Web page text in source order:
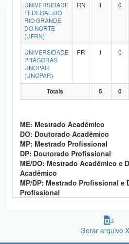
Banco Central do Brasil
UNIVERSIDADE
FEDERAL DO
RIO GRANDE
DO NORTE
(UFRN)
RN 1 0
UNIVERSIDADE
PITÁGORAS
UNOPAR
(UNOPAR)
PR 1 0
Totais 5 0
ME: Mestrado Acadêmico
DO: Doutorado Acadêmico
MP: Mestrado Profissional
DP: Doutorado Profissional
ME/DO: Mestrado Acadêmico e
Acadêmico
MP/DP: Mestrado Profissional e
Profissional
Gerar arquivo